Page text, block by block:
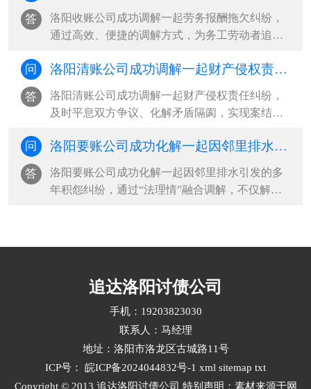
困难，向好友吴某拆借人民币10000元，双方口头
约定，待装修工程完毕后及时归还借···
答
洛阳收账公司成功调解一起劳务报酬拖欠纠纷，
通过高效、便捷的调解方式，为务工劳动者追回
2025年8月14日期间，原告受被告雇佣，在指定地
点从事挖掘机司机工作，双方未签订书面劳务合
同，仅口头达成劳务约定，明确···
问 洛阳清账公司成功调解一起财产侵权责任纠纷，及时平息双方争议、化解矛盾隔阂
答
洛阳清账公司成功调解一起财产侵权责任纠纷，
及时平息双方争议、化解矛盾隔阂，实现案结事
一铁质储水罐存放于门源县某公司库房内，双方
未签订书面保管合同，仅达成口头存放约定，未
明确相关权利义务。2026年2月，···
问 洛阳要账公司成功化解一起因邻里排水引发的多年积怨纠纷
答
洛阳要账公司成功化解一起因邻里排水引发的多
年积怨纠纷，通过“法理情”融合调解，不仅解决
追达洛阳讨债公司
手机：19203823030
联系人：马经理
地址：洛阳市洛龙区古城路11号
ICP号：
皖ICP备2024044832号-1 xml sitemap txt
Copyright © 2013 追达洛阳讨债公司 特别声明：素材来源于网